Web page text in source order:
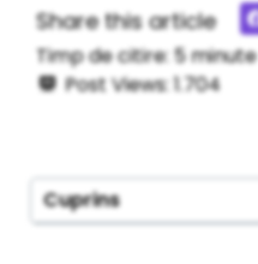
Share this article
Timp de citire: 5minute
Post Views: 1.704
Cuprins